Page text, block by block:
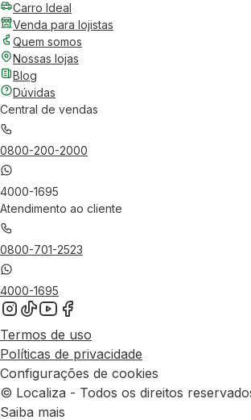
Carro Ideal
Venda para lojistas
Quem somos
Nossas lojas
Blog
Dúvidas
Central de vendas
0800-200-2000
4000-1695
Atendimento ao cliente
0800-701-2523
4000-1695
Termos de uso
Políticas de privacidade
Configurações de cookies
© Localiza - Todos os direitos
Saiba mais